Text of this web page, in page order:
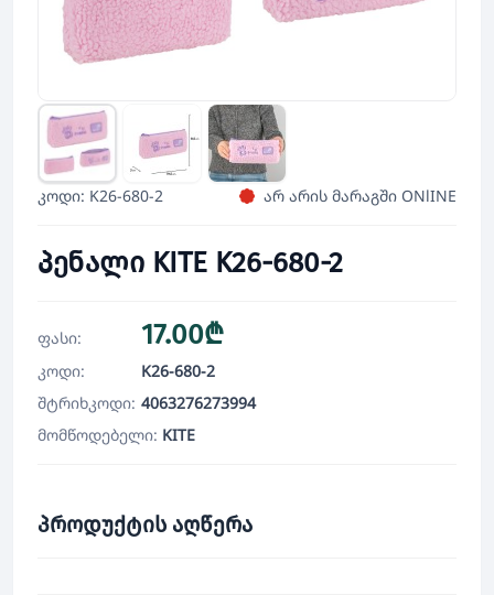
კოდი: K26-680-2 არ არის მარაგში ONlINE
პენალი KITE K26-680-2
ფასი: 17.00₾
კოდი:
K26-680-2
შტრიხკოდი: 4063276273994
მომწოდებელი: KITE
პროდუქტის აღწერა